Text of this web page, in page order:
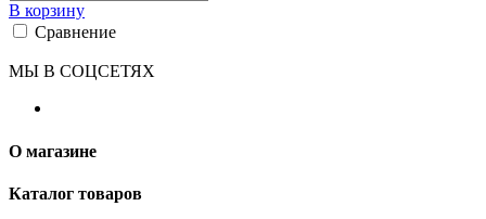
В корзину
Сравнение
МЫ В СОЦСЕТЯХ
О магазине
Каталог товаров